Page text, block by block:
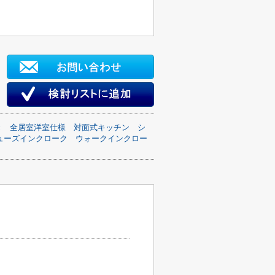
全居室洋室仕様 対面式キッチン
シ
ーズインクローク
ウォークインクロー